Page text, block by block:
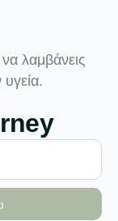
λαμβάνεις